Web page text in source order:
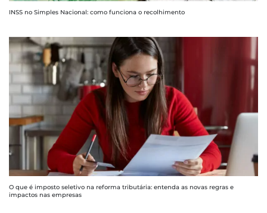
INSS no Simples Nacional: como funciona o recolhimento
O que é imposto seletivo na reforma tributária: entenda as novas regras e
impactos nas empresas